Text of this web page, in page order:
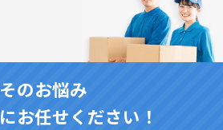
そのお悩み
にお任せください！